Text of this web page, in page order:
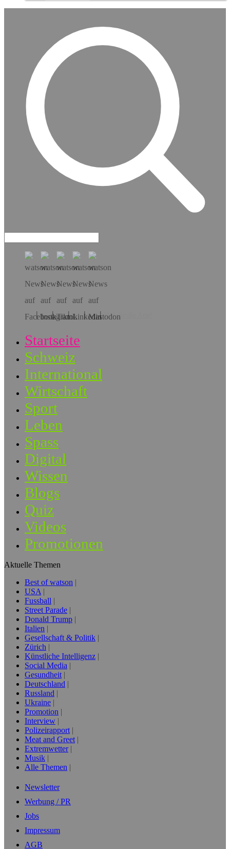
Hol dir die App!
Startseite
Schweiz
International
Wirtschaft
Sport
Leben
Spass
Digital
Wissen
Blogs
Quiz
Videos
Promotionen
Aktuelle Themen
Best of watson
USA
Fussball
Street Parade
Donald Trump
Italien
Gesellschaft & Politik
Zürich
Künstliche Intelligenz
Social Media
Gesundheit
Deutschland
Russland
Ukraine
Promotion
Interview
Polizeirapport
Meat and Greet
Extremwetter
Musik
Alle Themen
Newsletter
Werbung / PR
Jobs
Impressum
AGB